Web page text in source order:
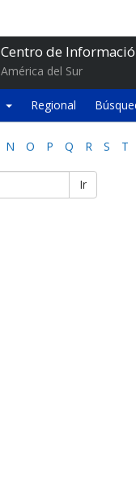
Centro de
América del Sur
Regional
N O P Q R S T
Ir